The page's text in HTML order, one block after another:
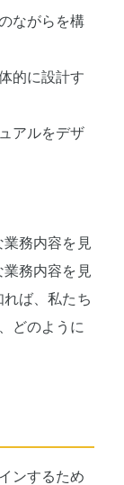
ながらを構
的に設計す
アルをデザ
業務内容を見
務内容を見
ば、私たち
どのように
ンするため